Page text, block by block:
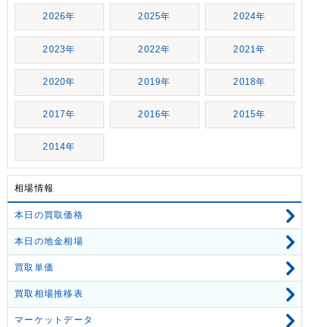
2026年 2025年 2024年
2023年 2022年 2021年
2020年 2019年 2018年
2017年 2016年 2015年
2014年
相場情報
本日の買取価格
本日の地金相場
買取単価
買取相場推移表
マーケットデータ